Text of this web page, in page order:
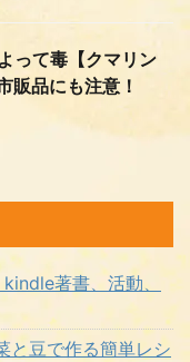
って毒【クマリン
販品にも注意！
著書、活動、
と豆で作る簡単レシ